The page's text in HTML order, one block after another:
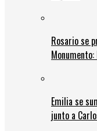
Rosario se
Emilia se
junto a